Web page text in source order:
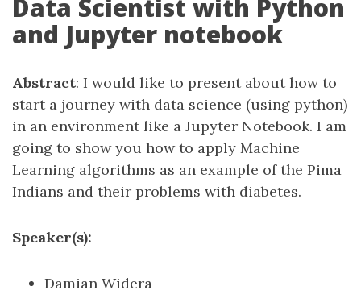
Data Scientist with Python
and Jupyter notebook
Abstract: I would like to present about how to
start a journey with data science (using python)
in an environment like a Jupyter Notebook. I am
going to show you how to apply Machine
Learning algorithms as an example of the Pima
Indians and their problems with diabetes.
Speaker(s):
Damian Widera